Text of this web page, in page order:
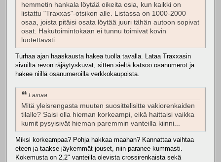
hemmetin hankala löytää oikeita osia, kun kaikki on
listattu "Traxxas"-otsikon alle. Listassa on 1000-2000
osaa, joista pitäisi osata löytää juuri tähän autoon sopivat
osat. Hakutoimintokaan ei tunnu toimivat kovin
luotettavsti.
Turhaa ajan haaskausta hakea tuolla tavalla. Lataa Traxxasin
sivuilta revon räjäytyskuvat, sitten sieltä katsoo osanumerot ja
hakee niillä osanumeroilla verkkokaupoista.
Lainaa
Mitä yleisrengasta muuten suosittelisitte vakiorenkaiden
tilalle? Saisi olla hieman korkeampi, eikä haittaisi vaikka
kumit pysyisivät hieman paremmin vanteilla kiinni...
Miksi korkeampaa? Pohja hakkaa maahan? Kannattaa vaihtaa
eteen ja taakse jäykemmät jouset, niin paranee kummasti.
Kokemusta on 2,2" vanteilla olevista crossirenkaista sekä